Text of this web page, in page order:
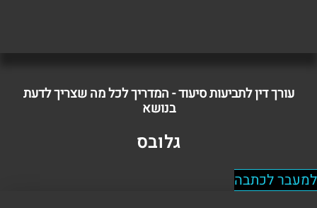
עורך דין לתביעות סיעוד - המדריך לכל מה שצריך לדעת
בנושא
גלובס
למעבר לכתבה